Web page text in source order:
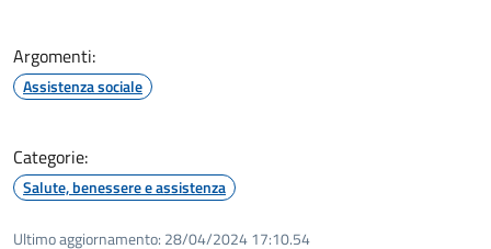
Argomenti:
Assistenza sociale
Categorie:
Salute, benessere e assistenza
Ultimo aggiornamento: 28/04/2024 17:10.54